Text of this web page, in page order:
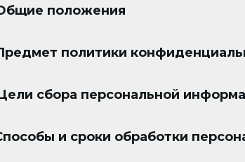
положения
политики
сбора персональной
и сроки обработки